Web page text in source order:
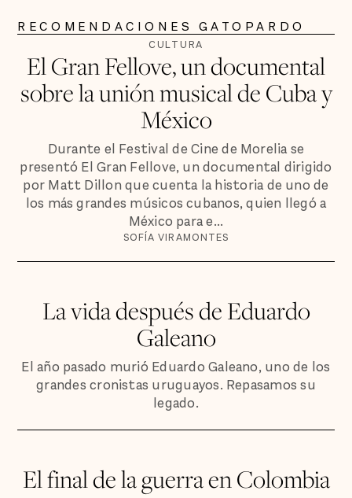
RECOMENDACIONES GATOPARDO
CULTURA
El Gran Fellove, un documental
sobre la unión musical de Cuba y
México
Durante el Festival de Cine de Morelia se
presentó El Gran Fellove, un documental dirigido
por Matt Dillon que cuenta la historia de uno de
los más grandes músicos cubanos, quien llegó a
México para e...
SOFÍA VIRAMONTES
La vida después de Eduardo
Galeano
El año pasado murió Eduardo Galeano, uno de los
grandes cronistas uruguayos. Repasamos su
legado.
El final de la guerra en Colombia